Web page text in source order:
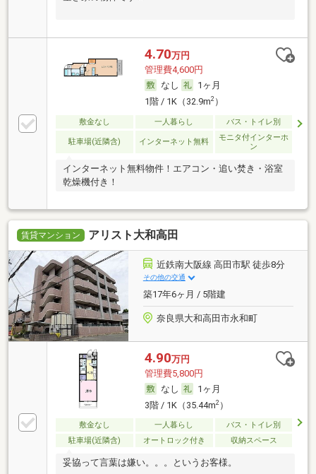
4.70万円
管理費4,600円
なし
1ヶ月
1階 / 1K（32.9m2）
敷金なし 一人暮らし バス・トイレ別
駐車場(近隣含) インターネット無料
モニタ付インターホ
ン
インターネット無料物件！エアコン・追い焚き・浴室
乾燥機付き！
賃貸マンション アリスト大和高田
近鉄南大阪線 高田市駅 徒歩8分
その他の交通
築17年6ヶ月 / 5階建
奈良県大和高田市永和町
4.90万円
管理費5,800円
なし
1ヶ月
3階 / 1K（35.44m2）
敷金なし 一人暮らし
バス・トイレ別
駐車場(近隣含)
オートロック付き 収納スペース
妥協って言葉は嫌い。。。というお客様。